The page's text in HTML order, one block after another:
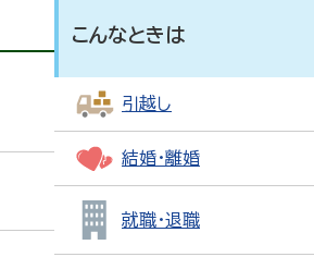
こんなときは
引越し
結婚・離婚
就職・退職